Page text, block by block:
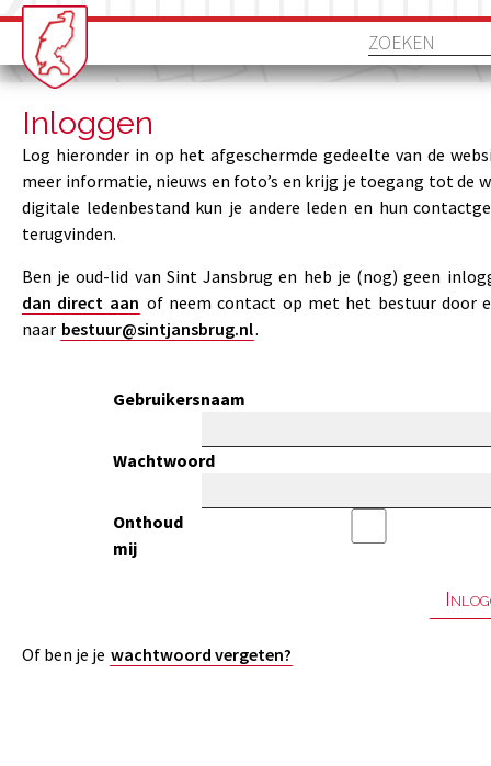
Inloggen
Log hieronder in op het afgeschermde gedeelte van de
meer informatie, nieuws en foto’s en krijg je toegang tot de
digitale ledenbestand kun je andere leden en hun
terugvinden.
Ben je oud-lid van Sint Jansbrug en heb je (nog) geen
dan direct aan of neem contact op met het bestuur door
naar bestuur@sintjansbrug.nl.
Gebruikersnaam
Wachtwoord
Onthoud
mij
Of ben je je wachtwoord vergeten?